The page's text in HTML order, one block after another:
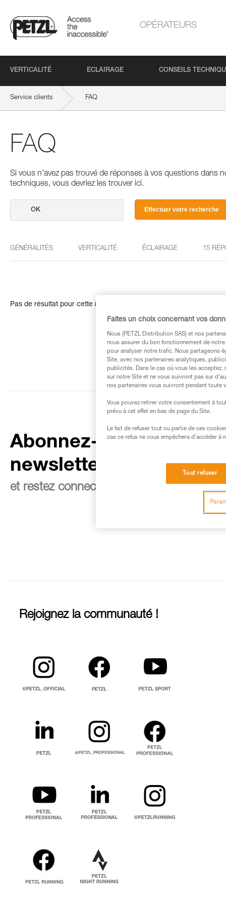
OPÉRATEURS
VERTICALITÉ ECLAIRAGE CONSEILS
Service clients FAQ
FAQ
Si vous n'avez pas trouvé de réponses à vos questions dans
techniques, vous devriez les trouver ici.
Effectuer votre recherche
GÉNÉRALITÉS VERTICALITÉ ÉCLAIRAGE 15
Pas de résultat pour cette recherche
Abonnez-vous à la
newsletter
et restez connecté à notre actualité
Rejoignez la communauté !
Faites un choix concernant vos
Nous (PETZL Distribution SAS) et nos
nous assurer du bon fonctionnement de
pour analyser notre trafic. Nous partageons
Site, avec nos partenaires analytiques,
publicités. Dans le cas où vous les
sur notre Site et ne vous suivront pas sur
nos partenaires vous suivront pendant toute
Vous pouvez retirer votre consentement à
prévu à cet effet en bas de page du Site.
Le fait de refuser tout ou partie de ces
cas ce refus ne vous empêchera d’accéder à
Tout refuser